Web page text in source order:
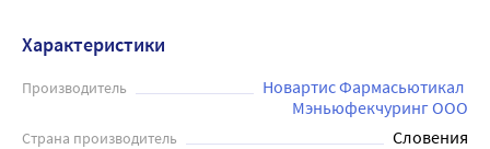
Характеристики
Производитель
Новартис Фармасьютикал
Мэньюфекчуринг ООО
Страна производитель Словения